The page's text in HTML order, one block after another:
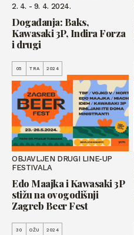
2. 4. - 9. 4. 2024.
Događanja: Baks,
Kawasaki 3P, Indira Forza
i drugi
05 TRA 2024
OBJAVLJEN DRUGI LINE-UP
FESTIVALA
Edo Maajka i Kawasaki 3P
stižu na ovogodišnji
Zagreb Beer Fest
30 OŽU 2024